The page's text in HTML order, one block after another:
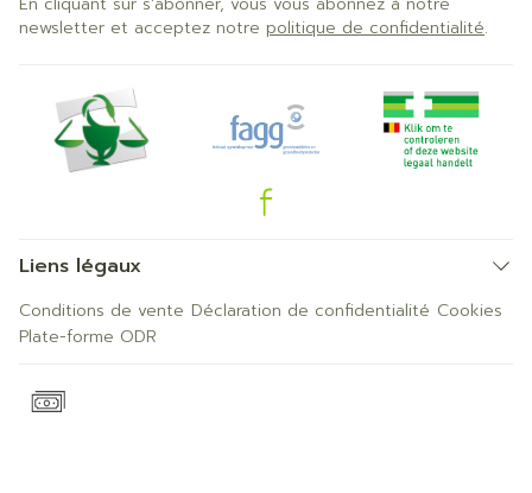
newsletter et acceptez notre politique de confidentialité.
Liens légaux
Conditions de vente Déclaration de confidentialité Cookies
Plate-forme ODR